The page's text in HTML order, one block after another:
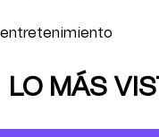
entretenimiento
LO MÁS